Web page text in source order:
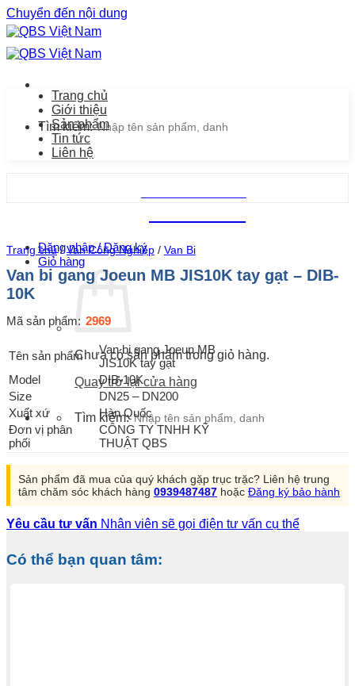
Chuyển đến nội dung
Tìm kiếm:
Đăng nhập / Đăng ký
Giỏ hàng
Chưa có sản phẩm trong giỏ hàng.
Quay trở lại cửa hàng
Tìm kiếm:
Trang chủ
Giới thiệu
Sản phẩm
Tin tức
Liên hệ
Trang chủ / Van Công Nghiệp / Van Bi
Van bi gang Joeun MB JIS10K tay gạt – DIB-
10K
Mã sản phẩm: 2969
Tên sản phẩm
Van bi gang Joeun MB
JIS10K tay gạt
Model
DIB-10K
Size
DN25 – DN200
Xuất xứ
Hàn Quốc
Đơn vị phân
phối
CÔNG TY TNHH KỸ
THUẬT QBS
Sản phẩm đã mua của quý khách gặp trục trặc? Liên hệ trung
tâm chăm sóc khách hàng 0939487487 hoặc Đăng ký bảo hành
Yêu cầu tư vấn Nhân viên sẽ gọi điện tư vấn cụ thể
Có thể bạn quan tâm: